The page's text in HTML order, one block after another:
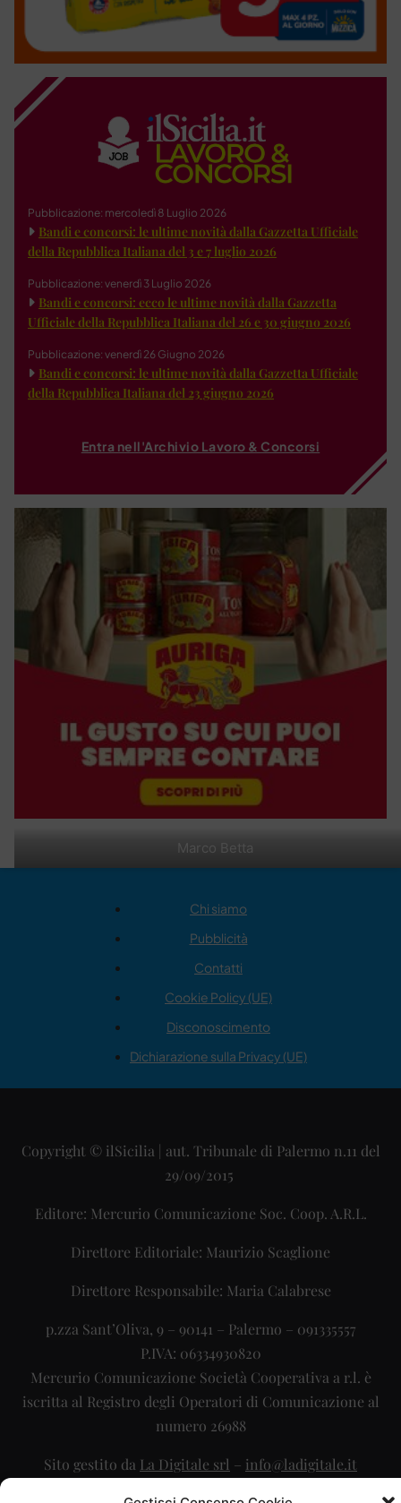
Marco Betta
Pubblicazione: mercoledì 8 Luglio 2026
Bandi e concorsi: le ultime novità dalla Gazzetta Ufficiale
della Repubblica Italiana del 3 e 7 luglio 2026
Pubblicazione: venerdì 3 Luglio 2026
Bandi e concorsi: ecco le ultime novità dalla Gazzetta
Ufficiale della Repubblica Italiana del 26 e 30 giugno 2026
Pubblicazione: venerdì 26 Giugno 2026
Bandi e concorsi: le ultime novità dalla Gazzetta Ufficiale
della Repubblica Italiana del 23 giugno 2026
Entra nell'Archivio Lavoro & Concorsi
Chi siamo
Pubblicità
Contatti
Cookie Policy (UE)
Disconoscimento
Dichiarazione sulla Privacy (UE)
Copyright © ilSicilia | aut. Tribunale di Palermo n.11 del
29/09/2015
Editore: Mercurio Comunicazione Soc. Coop. A.R.L.
Direttore Editoriale: Maurizio Scaglione
Direttore Responsabile: Maria Calabrese
p.zza Sant’Oliva, 9 – 90141 – Palermo – 091335557
P.IVA: 06334930820
Mercurio Comunicazione Società Cooperativa a r.l. è
iscritta al Registro degli Operatori di Comunicazione al
numero 26988
Sito gestito da La Digitale srl – info@ladigitale.it